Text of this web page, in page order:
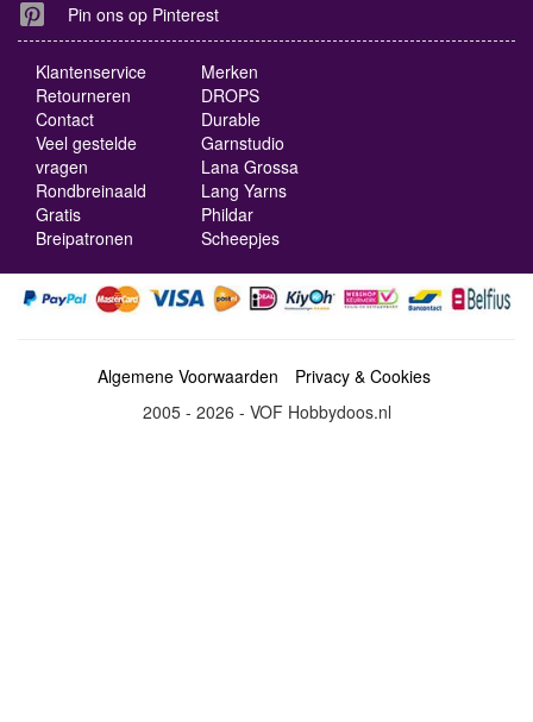
Pin ons op Pinterest
Klantenservice
Retourneren
Contact
Veel gestelde
vragen
Rondbreinaald
Gratis
Breipatronen
Merken
DROPS
Durable
Garnstudio
Lana Grossa
Lang Yarns
Phildar
Scheepjes
Algemene Voorwaarden
Privacy & Cookies
2005 - 2026 - VOF Hobbydoos.nl